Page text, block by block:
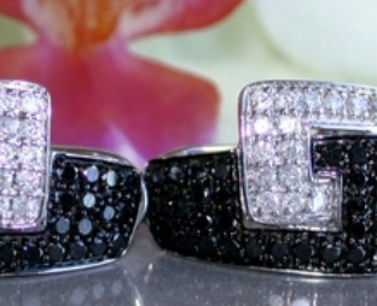
Leidenschaft für
ist vor allem eine Frage des
sollte er so einzigartig sein wie die Frau,
„von der Stange“ werden Sie daher bei
finden wie Hotlines mit langen